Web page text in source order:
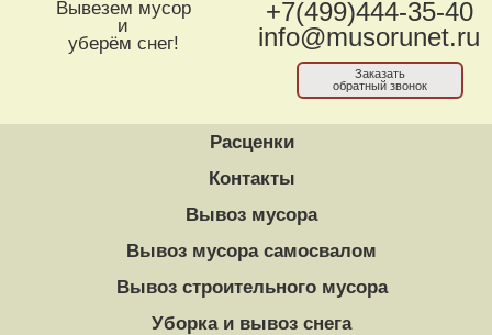
Вывезем мусор
и
уберём снег!
+7(499)444-35-40
info@musorunet.ru
Заказать
обратный звонок
Расценки
Контакты
Вывоз мусора
Вывоз мусора самосвалом
Вывоз строительного мусора
Уборка и вывоз снега